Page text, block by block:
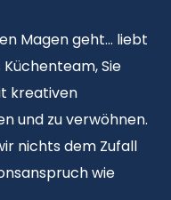
Magen geht… liebt
Sie
kreativen
und zu verwöhnen.
nichts dem Zufall
wie